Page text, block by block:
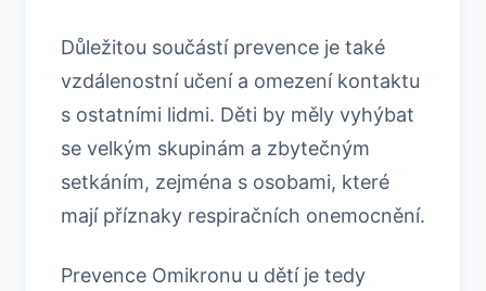
Důležitou součástí prevence je také
vzdálenostní učení a omezení kontaktu
s ostatními lidmi. Děti by měly vyhýbat
se velkým skupinám a zbytečným
setkáním, zejména s osobami, které
mají příznaky respiračních onemocnění.
Prevence Omikronu u dětí je tedy